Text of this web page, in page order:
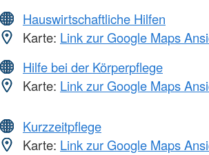
Hauswirtschaftliche Hilfen
Karte: Link zur Google Maps
Hilfe bei der Körperpflege
Karte: Link zur Google Maps
Kurzzeitpflege
Karte: Link zur Google Maps